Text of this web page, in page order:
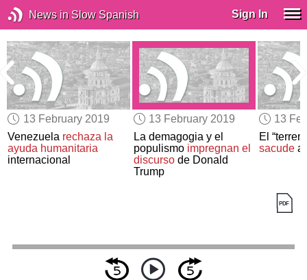
News in Slow Spanish Sign In
13 February 2019
Venezuela rechaza la
ayuda humanitaria
internacional
13 February 2019
La demagogia y el
populismo impregnan el
discursode Donald
Trump
13
El
sacudea